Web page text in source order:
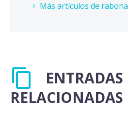
Más artículos de rabona
ENTRADAS
RELACIONADAS